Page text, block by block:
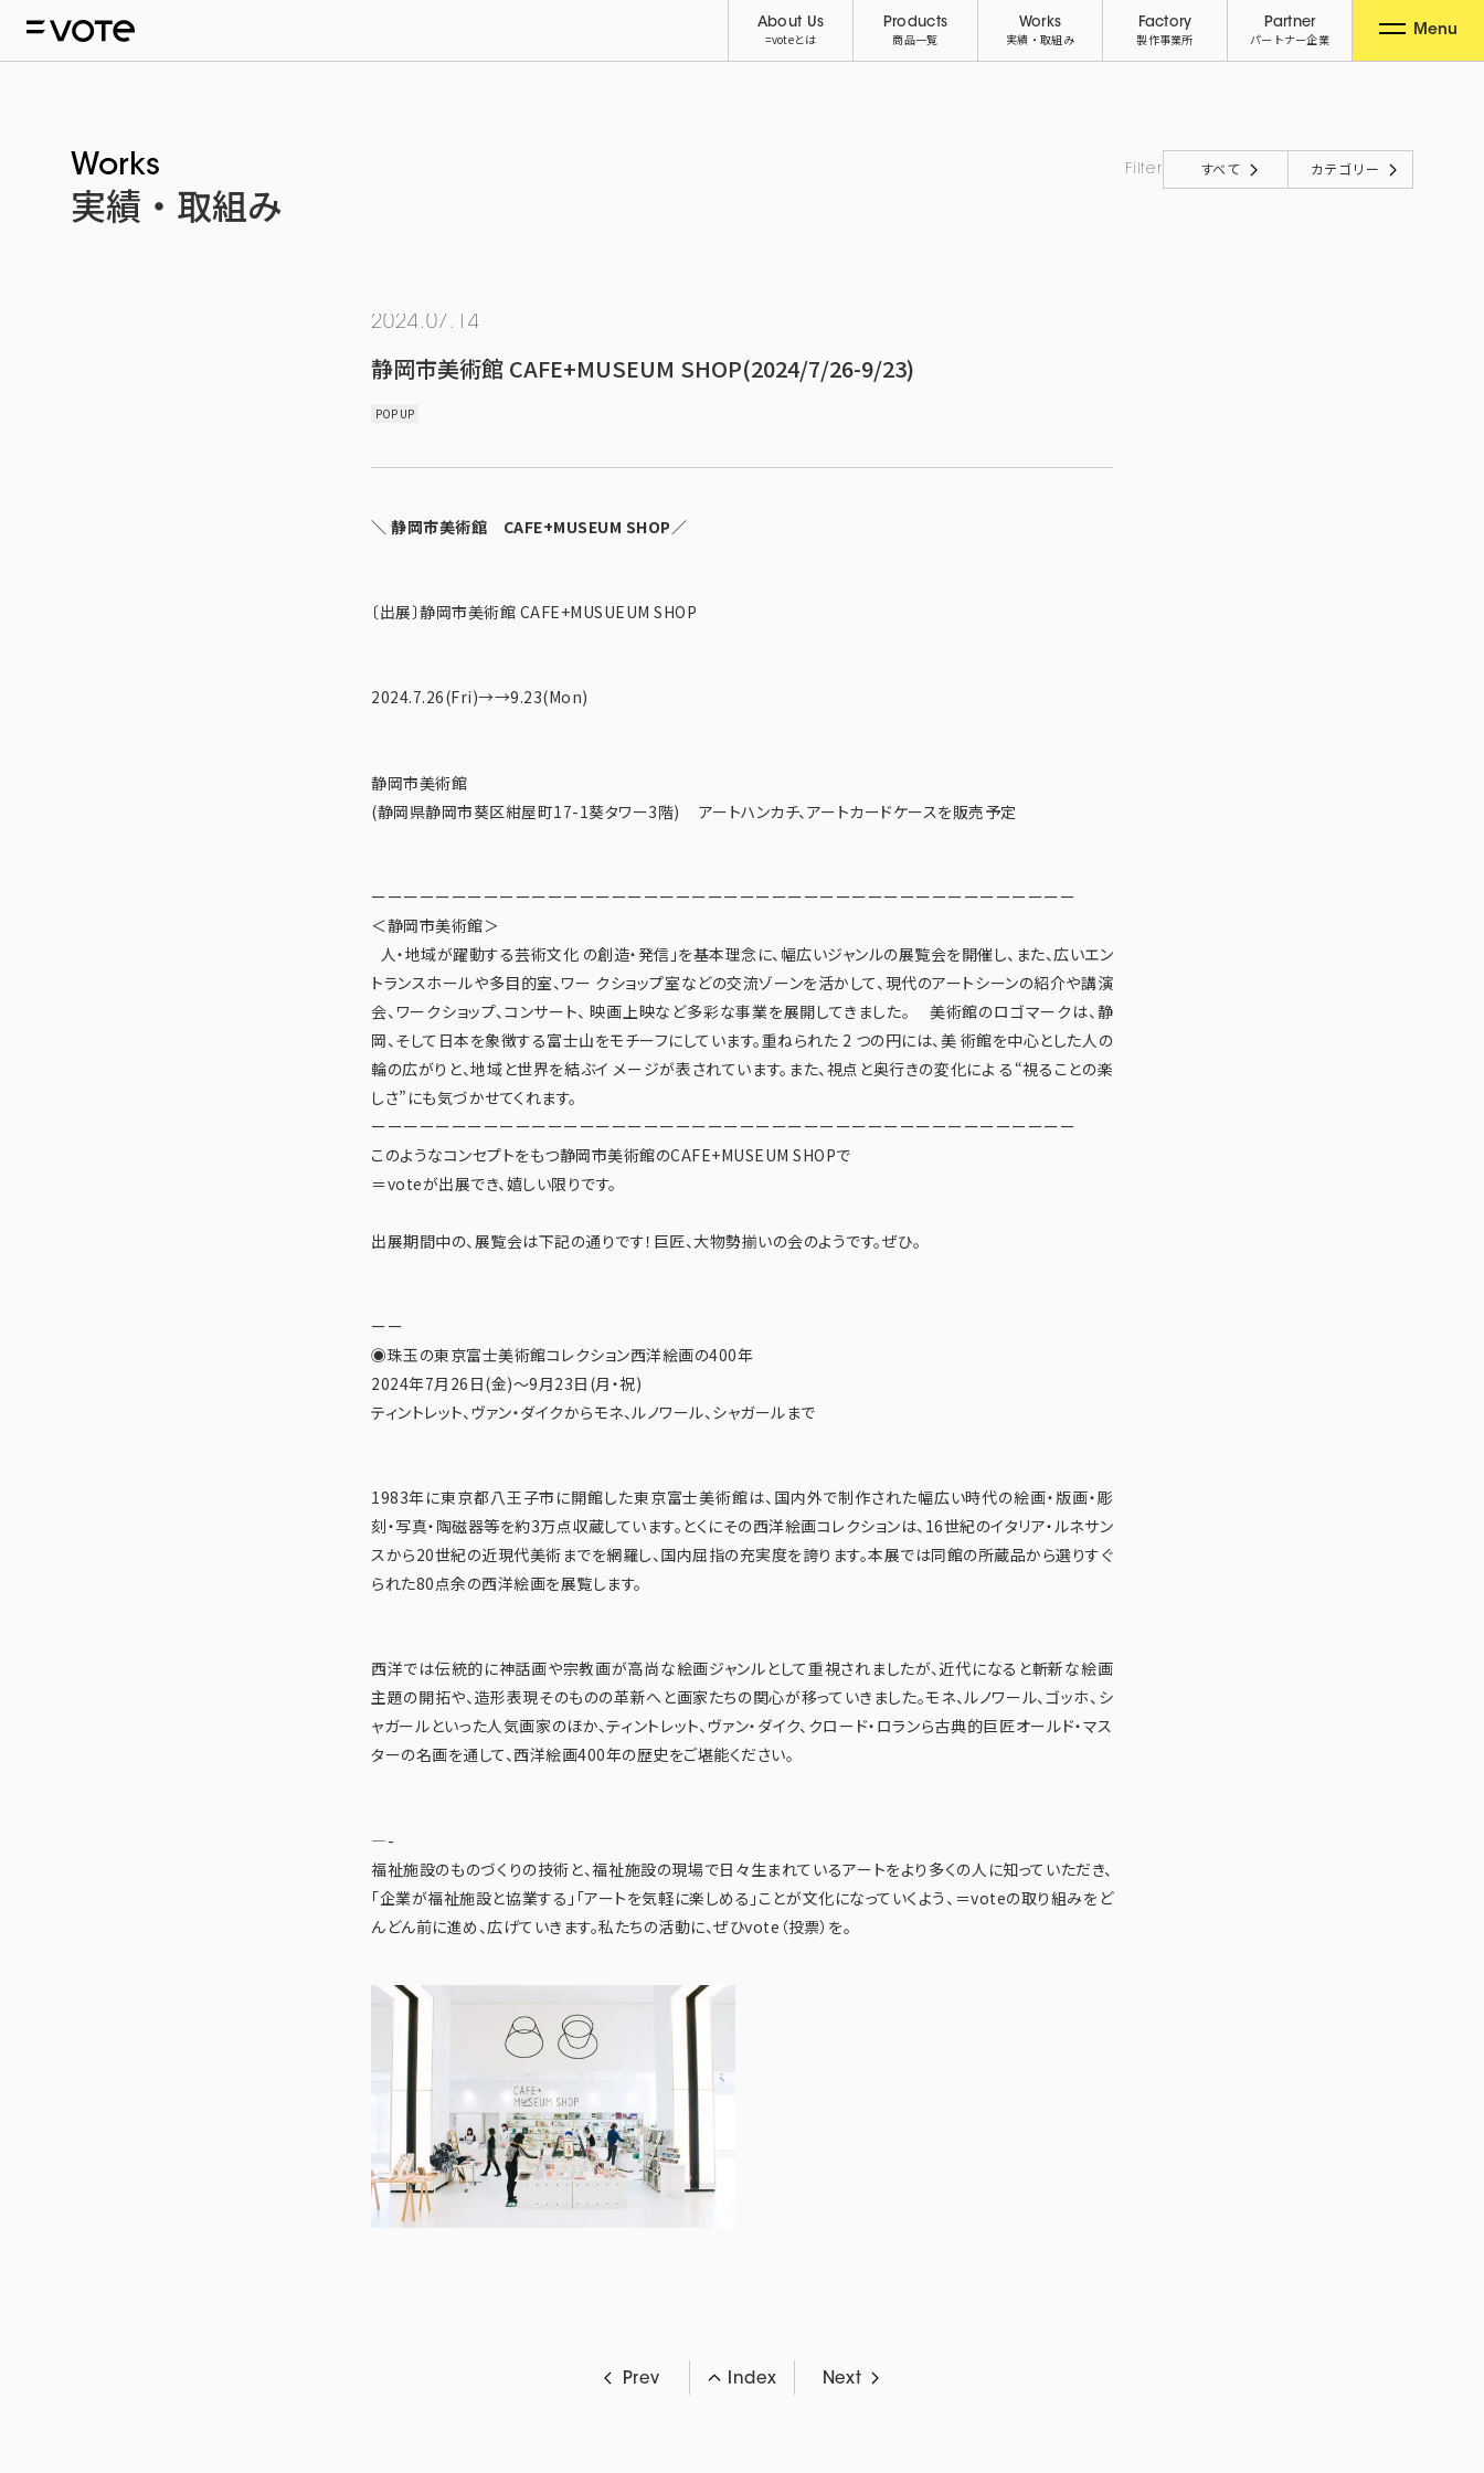
About Us
=voteとは
Products
商品一覧
Works
実績・取組み
Factory
製作事業所
Partner
パートナー企業
Menu
Works
実績・取組み
Filter すべて カテゴリー
2024.07.14
静岡市美術館 CAFE+MUSEUM SHOP(2024/7/26-9/23)
POP UP
＼ 静岡市美術館 CAFE+MUSEUM SHOP／
〔出展〕静岡市美術館 CAFE+MUSUEUM SHOP
2024.7.26(Fri)→→9.23(Mon)
静岡市美術館
(静岡県静岡市葵区紺屋町17-1葵タワー3階) アートハンカチ、アートカードケースを販売予定
ーーーーーーーーーーーーーーーーーーーーーーーーーーーーーーーーーーーーーーーーーーーー
＜静岡市美術館＞
人・地域が躍動する芸術文化 の創造・発信」を基本理念に、幅広いジャンルの展覧会を開催し、また、広いエン
トランスホールや多目的室、ワー クショップ室などの交流ゾーンを活かして、現代のアートシーンの紹介や講演
会、ワークショップ、コンサート、 映画上映など多彩な事業を展開してきました。 美術館のロゴマークは、静
岡、そして日本を象徴する富士山をモチーフにしています。重ねられた 2 つの円には、美 術館を中心とした人の
輪の広がりと、地域と世界を結ぶイ メージが表されています。また、視点と奥行きの変化によ る“視ることの楽
しさ”にも気づかせてくれます。
ーーーーーーーーーーーーーーーーーーーーーーーーーーーーーーーーーーーーーーーーーーーー
このようなコンセプトをもつ静岡市美術館のCAFE+MUSEUM SHOPで
＝voteが出展でき、嬉しい限りです。
出展期間中の、展覧会は下記の通りです！巨匠、大物勢揃いの会のようです。ぜひ。
ーー
◉珠玉の東京富士美術館コレクション西洋絵画の400年
2024年7月26日(金)〜9月23日(月・祝)
ティントレット、ヴァン・ダイクからモネ、ルノワール、シャガールまで
1983年に東京都八王子市に開館した東京富士美術館は、国内外で制作された幅広い時代の絵画・版画・彫
刻・写真・陶磁器等を約3万点収蔵しています。とくにその西洋絵画コレクションは、16世紀のイタリア・ルネサン
スから20世紀の近現代美術までを網羅し、国内屈指の充実度を誇ります。本展では同館の所蔵品から選りすぐ
られた80点余の西洋絵画を展覧します。
西洋では伝統的に神話画や宗教画が高尚な絵画ジャンルとして重視されましたが、近代になると斬新な絵画
主題の開拓や、造形表現そのものの革新へと画家たちの関心が移っていきました。モネ、ルノワール、ゴッホ、シ
ャガールといった人気画家のほか、ティントレット、ヴァン・ダイク、クロード・ロランら古典的巨匠オールド・マス
ターの名画を通して、西洋絵画400年の歴史をご堪能ください。
—-
福祉施設のものづくりの技術と、福祉施設の現場で日々生まれているアートをより多くの人に知っていただき、
「企業が福祉施設と協業する」「アートを気軽に楽しめる」ことが文化になっていくよう、＝voteの取り組みをど
んどん前に進め、広げていきます。私たちの活動に、ぜひvote（投票）を。
Prev Index Next